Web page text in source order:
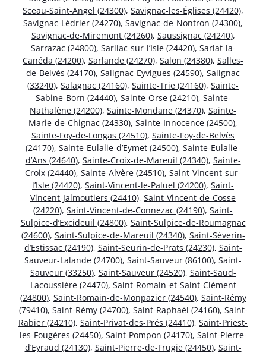
Sceau-Saint-Angel (24300), Savignac-les-Églises (24420),
Savignac-Lédrier (24270), Savignac-de-Nontron (24300),
Savignac-de-Miremont (24260), Saussignac (24240),
Sarrazac (24800), Sarliac-sur-l’Isle (24420), Sarlat-la-
Canéda (24200), Sarlande (24270), Salon (24380), Salles-
de-Belvès (24170), Salignac-Eyvigues (24590), Salignac
(33240), Salagnac (24160), Sainte-Trie (24160), Sainte-
Sabine-Born (24440), Sainte-Orse (24210), Sainte-
Nathalène (24200), Sainte-Mondane (24370), Sainte-
Marie-de-Chignac (24330), Sainte-Innocence (24500),
Sainte-Foy-de-Longas (24510), Sainte-Foy-de-Belvès
(24170), Sainte-Eulalie-d’Eymet (24500), Sainte-Eulalie-
d’Ans (24640), Sainte-Croix-de-Mareuil (24340), Sainte-
Croix (24440), Sainte-Alvère (24510), Saint-Vincent-sur-
l’Isle (24420), Saint-Vincent-le-Paluel (24200), Saint-
Vincent-Jalmoutiers (24410), Saint-Vincent-de-Cosse
(24220), Saint-Vincent-de-Connezac (24190), Saint-
Sulpice-d’Excideuil (24800), Saint-Sulpice-de-Roumagnac
(24600), Saint-Sulpice-de-Mareuil (24340), Saint-Séverin-
d’Estissac (24190), Saint-Seurin-de-Prats (24230), Saint-
Sauveur-Lalande (24700), Saint-Sauveur (86100), Saint-
Sauveur (33250), Saint-Sauveur (24520), Saint-Saud-
Lacoussière (24470), Saint-Romain-et-Saint-Clément
(24800), Saint-Romain-de-Monpazier (24540), Saint-Rémy
(79410), Saint-Rémy (24700), Saint-Raphaël (24160), Saint-
Rabier (24210), Saint-Privat-des-Prés (24410), Saint-Priest-
les-Fougères (24450), Saint-Pompon (24170), Saint-Pierre-
d’Eyraud (24130), Saint-Pierre-de-Frugie (24450), Saint-